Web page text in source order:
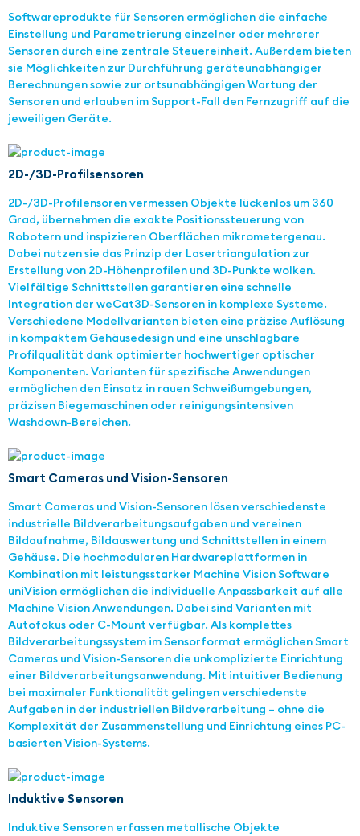
Softwareprodukte für Sensoren ermöglichen die einfache
Einstellung und Parametrierung einzelner oder mehrerer
Sensoren durch eine zentrale Steuereinheit. Außerdem bieten
sie Möglichkeiten zur Durchführung geräteunabhängiger
Berechnungen sowie zur ortsunabhängigen Wartung der
Sensoren und erlauben im Support-Fall den Fernzugriff auf die
jeweiligen Geräte.
2D-/3D-Profilsensoren
2D-/3D-Profilensoren vermessen Objekte lückenlos um 360
Grad, übernehmen die exakte Positionssteuerung von
Robotern und inspizieren Oberflächen mikrometergenau.
Dabei nutzen sie das Prinzip der Lasertriangulation zur
Erstellung von 2D-Höhenprofilen und 3D-Punkte wolken.
Vielfältige Schnittstellen garantieren eine schnelle
Integration der weCat3D-Sensoren in komplexe Systeme.
Verschiedene Modellvarianten bieten eine präzise Auflösung
in kompaktem Gehäusedesign und eine unschlagbare
Profilqualität dank optimierter hochwertiger optischer
Komponenten. Varianten für spezifische Anwendungen
ermöglichen den Einsatz in rauen Schweißumgebungen,
präzisen Biegemaschinen oder reinigungsintensiven
Washdown-Bereichen.
Smart Cameras und Vision-Sensoren
Smart Cameras und Vision-Sensoren lösen verschiedenste
industrielle Bildverarbeitungsaufgaben und vereinen
Bildaufnahme, Bildauswertung und Schnittstellen in einem
Gehäuse. Die hochmodularen Hardwareplattformen in
Kombination mit leistungsstarker Machine Vision Software
uniVision ermöglichen die individuelle Anpassbarkeit auf alle
Machine Vision Anwendungen. Dabei sind Varianten mit
Autofokus oder C-Mount verfügbar. Als komplettes
Bildverarbeitungssystem im Sensorformat ermöglichen Smart
Cameras und Vision-Sensoren die unkomplizierte Einrichtung
einer Bildverarbeitungsanwendung. Mit intuitiver Bedienung
bei maximaler Funktionalität gelingen verschiedenste
Aufgaben in der industriellen Bildverarbeitung – ohne die
Komplexität der Zusammenstellung und Einrichtung eines PC-
basierten Vision-Systems.
Induktive Sensoren
Induktive Sensoren erfassen metallische Objekte